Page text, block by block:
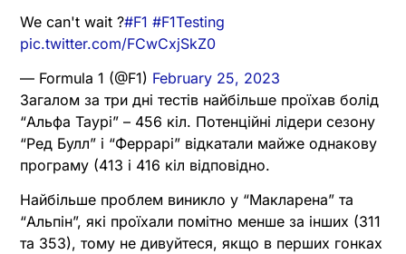
We can't wait ?#F1 #F1Testing
pic.twitter.com/FCwCxjSkZ0
— Formula 1 (@F1) February 25, 2023
Загалом за три дні тестів найбільше проїхав болід
“Альфа Таурі” – 456 кіл. Потенційні лідери сезону
“Ред Булл” і “Феррарі” відкатали майже однакову
програму (413 і 416 кіл відповідно.
Найбільше проблем виникло у “Макларена” та
“Альпін”, які проїхали помітно менше за інших (311
та 353), тому не дивуйтеся, якщо в перших гонках